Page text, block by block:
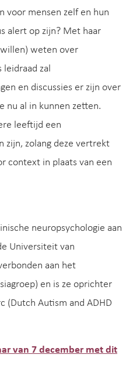
voor mensen zelf en hun
alert op zijn? Met haar
weten over
zal
en discussies er zijn over
nu al in kunnen zetten.
leeftijd een
zijn, zolang deze vertrekt
context in plaats van een
neuropsychologie aan
Universiteit van
aan het
en is ze oprichter
(Dutch Autism and ADHD
van 7 december met dit